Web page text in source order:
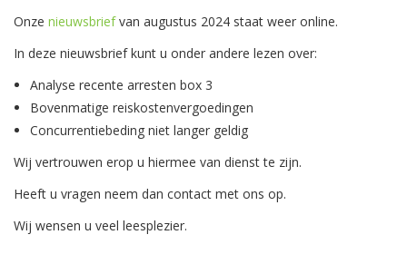
Onze nieuwsbriefvan augustus 2024 staat weer online.
In deze nieuwsbrief kunt u onder andere lezen over:
Analyse recente arresten box 3
Bovenmatige reiskostenvergoedingen
Concurrentiebeding niet langer geldig
Wij vertrouwen erop u hiermee van dienst te zijn.
Heeft u vragen neem dan contact met ons op.
Wij wensen u veel leesplezier.